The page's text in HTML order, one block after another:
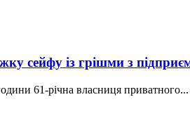
сейфу із грішми з
61-річна власниця приватного...